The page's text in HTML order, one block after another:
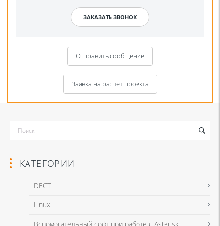
Отправить сообщение
Я даю согласие на обработку моих персональных данных для связи
Заявка на расчет проекта
КАТЕГОРИИ
DECT
Linux
Вспомогательный софт при работе с Asterisk